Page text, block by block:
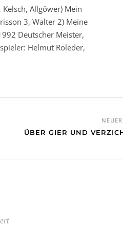
Allgöwer) Mein
3, Walter 2) Meine
Deutscher Meister,
Helmut Roleder,
ÜBER GIER UND